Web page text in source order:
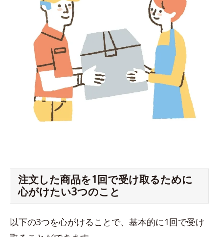
注文した商品を1回で受け取るために
心がけたい3つのこと
以下の3つを心がけることで、基本的に1回で受け